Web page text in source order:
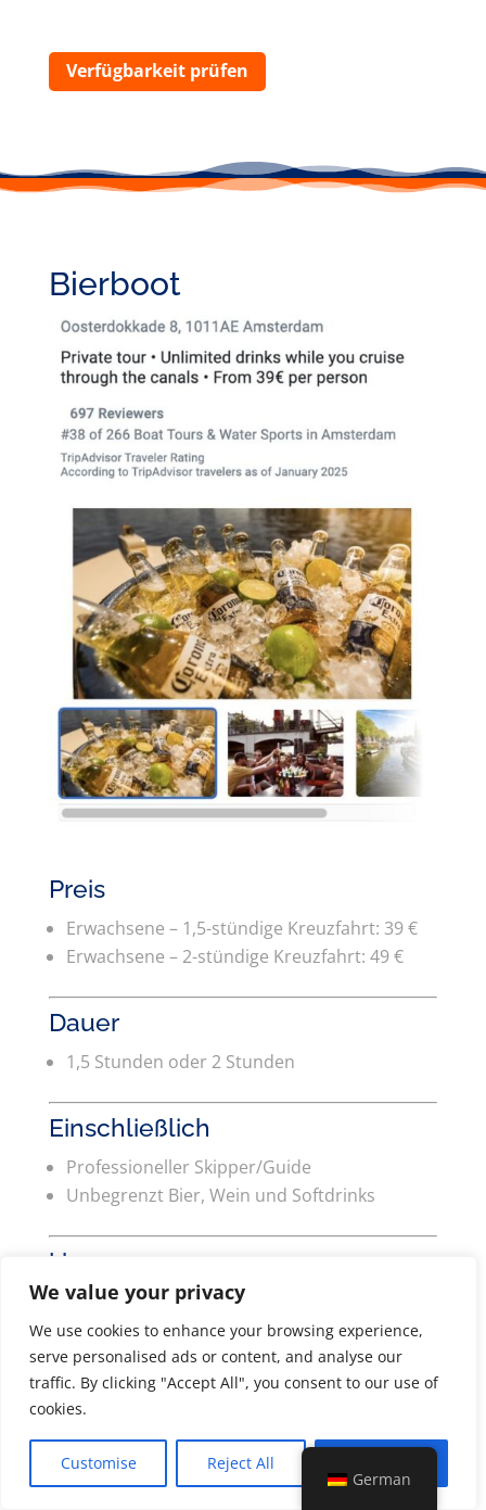
We value your privacy
We use cookies to enhance your browsing experience,
serve personalised ads or content, and analyse our
traffic. By clicking "Accept All", you consent to our use of
cookies.
Customise Reject All
Verfügbarkeit prüfen
Bierboot
Preis
Erwachsene – 1,5-stündige Kreuzfahrt: 39 €
Erwachsene – 2-stündige Kreuzfahrt: 49 €
Dauer
1,5 Stunden oder 2 Stunden
Einschließlich
Professioneller Skipper/Guide
Unbegrenzt Bier, Wein und Softdrinks
Um
Der Name sagt alles: Kommen Sie mit Ihren
Freunden oder Kollegen an Bord und erhalten
Sie unbegrenzt Bier, Wein und Limonade für
alle, während Sie auf einem unserer luxuriösen
offenen Boote die Kanäle von Amsterdam
erkunden.
Haben Sie sich schon einmal gefragt, wie es
German